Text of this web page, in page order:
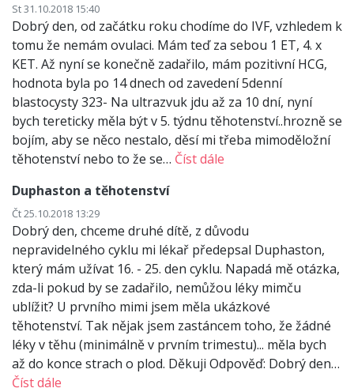
St 31.10.2018 15:40
Dobrý den, od začátku roku chodíme do IVF, vzhledem k
tomu že nemám ovulaci. Mám teď za sebou 1 ET, 4. x
KET. Až nyní se konečně zadařilo, mám pozitivní HCG,
hodnota byla po 14 dnech od zavedení 5denní
blastocysty 323- Na ultrazvuk jdu až za 10 dní, nyní
bych tereticky měla být v 5. týdnu těhotenství..hrozně se
bojím, aby se něco nestalo, děsí mi třeba mimoděložní
těhotenství nebo to že se… Číst dále
Duphaston a těhotenství
Čt 25.10.2018 13:29
Dobrý den, chceme druhé dítě, z důvodu
nepravidelného cyklu mi lékař předepsal Duphaston,
který mám užívat 16. - 25. den cyklu. Napadá mě otázka,
zda-li pokud by se zadařilo, nemůžou léky mimču
ublížit? U prvního mimi jsem měla ukázkové
těhotenství. Tak nějak jsem zastáncem toho, že žádné
léky v těhu (minimálně v prvním trimestu)... měla bych
až do konce strach o plod. Děkuji Odpověď: Dobrý den…
Číst dále